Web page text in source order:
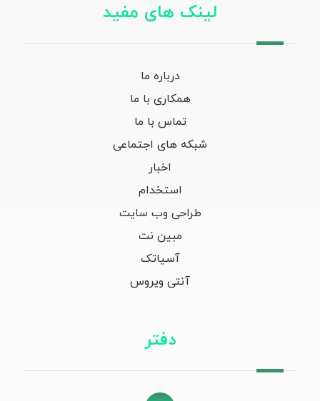
لینک های مفید
درباره ما
همکاری با ما
تماس با ما
شبکه های اجتماعی
اخبار
استخدام
طراحی وب سایت
مبین نت
آسیاتک
آنتی ویروس
دفتر